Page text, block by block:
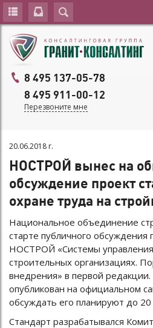
8 495 137-05-78
8 495 911-00-12
Перезвоните мне
20.06.2018 г.
НОСТРОЙ вынес на
обсуждение проект
охране труда на
Национальное объединение
старте публичного обсуждения
НОСТРОЙ «Системы
строительных организациях.
внедрения» в первой
опубликован на официальном
обсуждать его планируют до 20
Стандарт разрабатывался